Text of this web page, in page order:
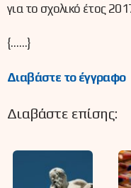
για το σχολικό έτος
{……}
Διαβάστε το έγγραφο
Διαβάστε επίσης: